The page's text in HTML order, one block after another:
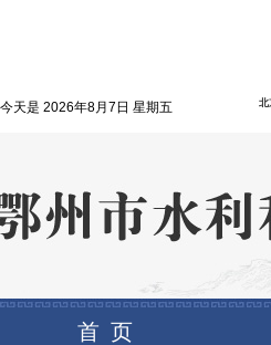
今天是 2026年8月7日 星期五
首 页